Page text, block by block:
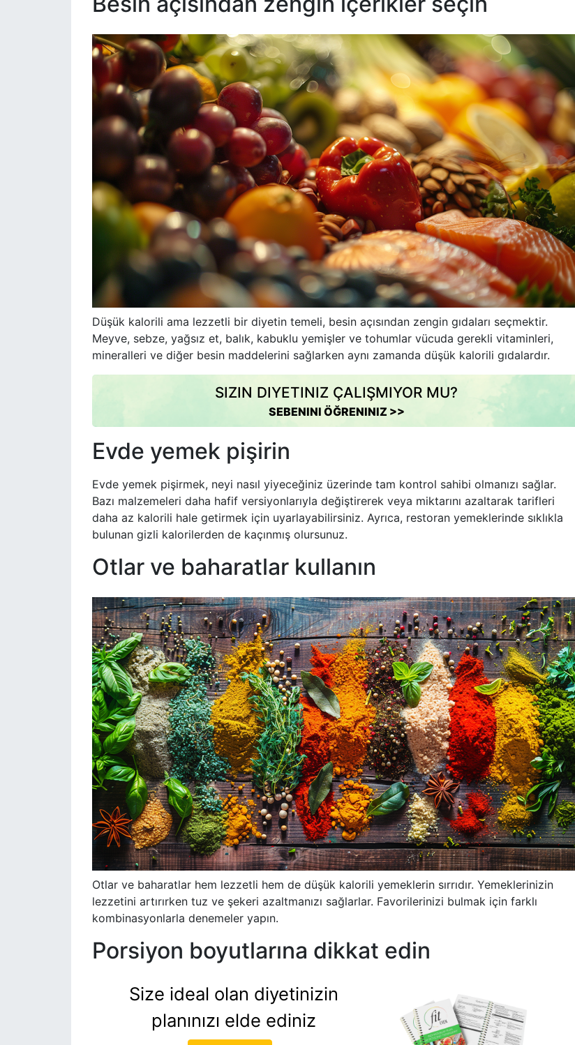
Düşük kalorili ama lezzetli bir diyetin temeli, besin açısından zengin gıdaları seçmektir.
Meyve, sebze, yağsız et, balık, kabuklu yemişler ve tohumlar vücuda gerekli vitaminleri,
mineralleri ve diğer besin maddelerini sağlarken aynı zamanda düşük kalorili gıdalardır.
SIZIN DIYETINIZ ÇALIŞMIYOR MU?
SEBENINI ÖĞRENINIZ >>
Evde yemek pişirin
Evde yemek pişirmek, neyi nasıl yiyeceğiniz üzerinde tam kontrol sahibi olmanızı sağlar.
Bazı malzemeleri daha hafif versiyonlarıyla değiştirerek veya miktarını azaltarak tarifleri
daha az kalorili hale getirmek için uyarlayabilirsiniz. Ayrıca, restoran yemeklerinde sıklıkla
bulunan gizli kalorilerden de kaçınmış olursunuz.
Otlar ve baharatlar kullanın
Otlar ve baharatlar hem lezzetli hem de düşük kalorili yemeklerin sırrıdır. Yemeklerinizin
lezzetini artırırken tuz ve şekeri azaltmanızı sağlarlar. Favorilerinizi bulmak için farklı
kombinasyonlarla denemeler yapın.
Porsiyon boyutlarına dikkat edin
Size ideal olan diyetinizin
planınızı elde ediniz